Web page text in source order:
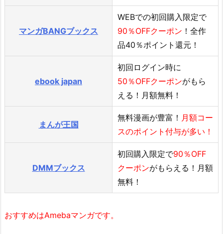
マンガBANGブックス
WEBでの初回購入限定で
90％OFFクーポン ！全作
品40％ポイント還元！
ebook japan
初回ログイン時に
50％OFFクーポンがもら
える！月額無料！
まんが王国
無料漫画が豊富！ 月額コー
スのポイント付与が多い！
DMMブックス
初回購入限定で90％OFF
クーポンがもらえる！月額
無料！
おすすめはAmebaマンガです。